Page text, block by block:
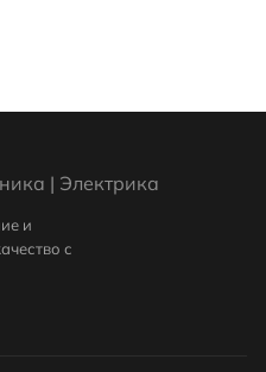
| Электрика
и
с